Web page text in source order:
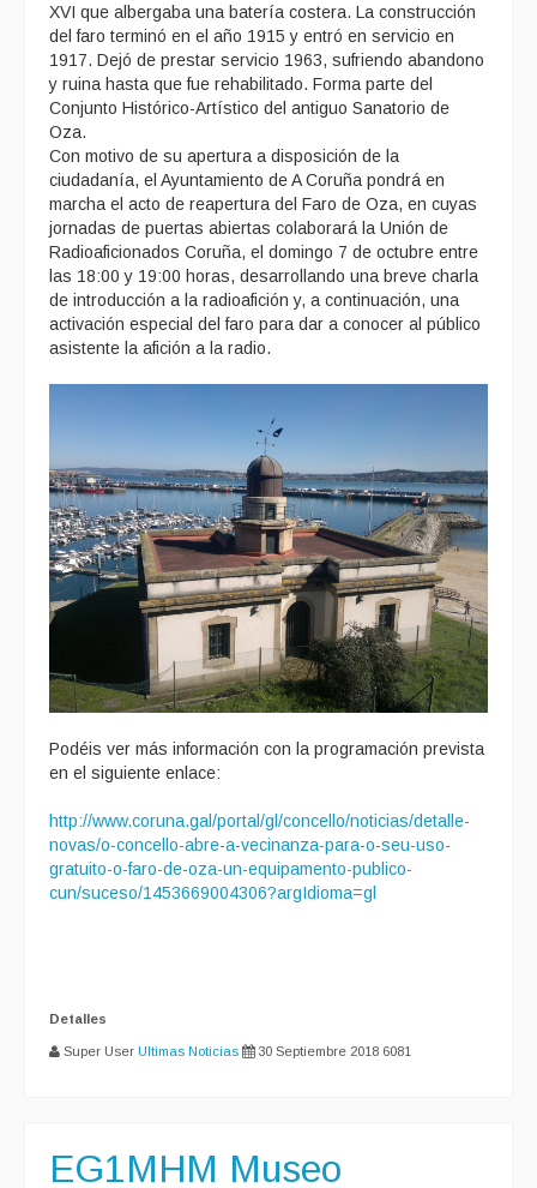
XVI que albergaba una batería costera. La construcción
del faro terminó en el año 1915 y entró en servicio en
1917. Dejó de prestar servicio 1963, sufriendo abandono
y ruina hasta que fue rehabilitado. Forma parte del
Conjunto Histórico-Artístico del antiguo Sanatorio de
Oza.
Con motivo de su apertura a disposición de la
ciudadanía, el Ayuntamiento de A Coruña pondrá en
marcha el acto de reapertura del Faro de Oza, en cuyas
jornadas de puertas abiertas colaborará la Unión de
Radioaficionados Coruña, el domingo 7 de octubre entre
las 18:00 y 19:00 horas, desarrollando una breve charla
de introducción a la radioafición y, a continuación, una
activación especial del faro para dar a conocer al público
asistente la afición a la radio.
Podéis ver más información con la programación prevista
en el siguiente enlace:
http://www.coruna.gal/portal/gl/concello/noticias/detalle-
novas/o-concello-abre-a-vecinanza-para-o-seu-uso-
gratuito-o-faro-de-oza-un-equipamento-publico-
cun/suceso/1453669004306?argIdioma=gl
Detalles
Super User Ultimas Noticias 30 Septiembre 2018 6081
EG1MHM Museo